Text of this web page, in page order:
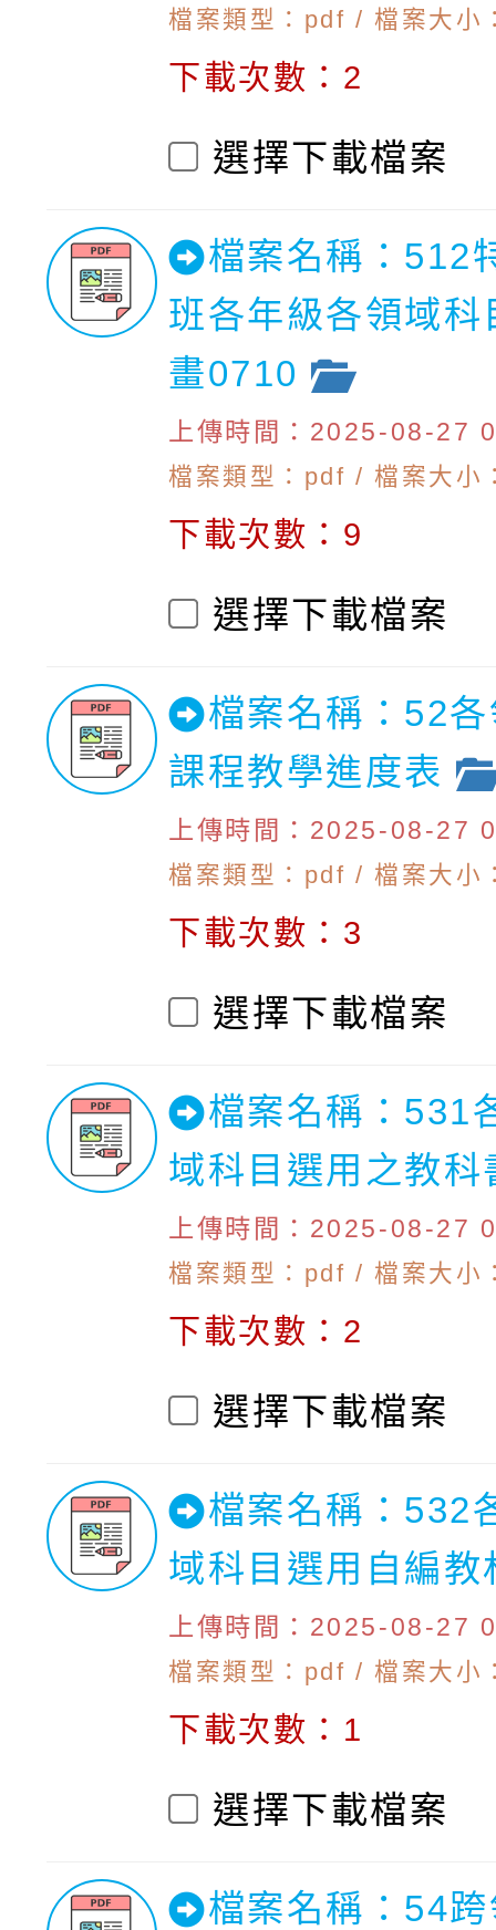
檔案類型：pdf / 檔案大小
下載次數：2
選擇下載檔案
檔案名稱：512
班各年級各領域科
畫0710
上傳時間：2025-08-27
檔案類型：pdf / 檔案大小
下載次數：9
選擇下載檔案
檔案名稱：52
課程教學進度表
上傳時間：2025-08-27
檔案類型：pdf / 檔案大小
下載次數：3
選擇下載檔案
檔案名稱：531
域科目選用之教
上傳時間：2025-08-27
檔案類型：pdf / 檔案大小
下載次數：2
選擇下載檔案
檔案名稱：532
域科目選用自編
上傳時間：2025-08-27
檔案類型：pdf / 檔案大小
下載次數：1
選擇下載檔案
檔案名稱：54